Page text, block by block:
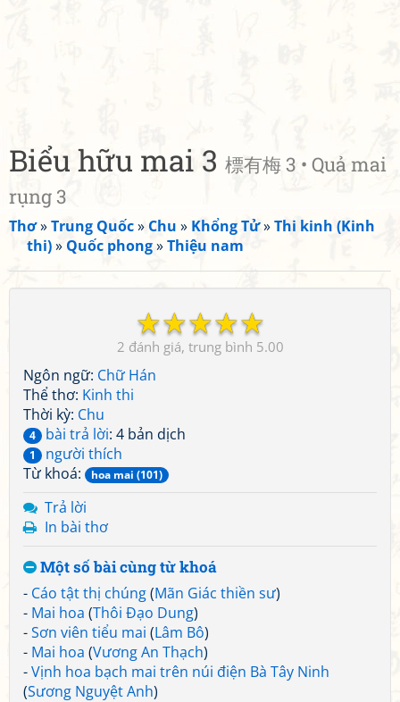
Biểu hữu mai 3 標有梅 3 • Quả mai
rụng 3
Thơ»Trung Quốc» Chu » Khổng Tử»Thi kinh (Kinh
thi)» Quốc phong»Thiệu nam
☆
☆
☆
☆
☆
2 5.00
Ngôn ngữ: Chữ Hán
Thể thơ: Kinh thi
Thời kỳ: Chu
4 bài trả lời: 4 bản dịch
1
người thích
Từ khoá:
hoa mai (101)
Trả lời
In bài thơ
Một số bài cùng từ khoá
- Cáo tật thị chúng(Mãn Giác thiền sư)
- Mai hoa (Thôi Đạo Dung)
-Sơn viên tiểu mai (Lâm Bô)
- Mai hoa (Vương An Thạch)
-Vịnh hoa bạch mai trên núi điện Bà Tây Ninh
(Sương Nguyệt Anh)